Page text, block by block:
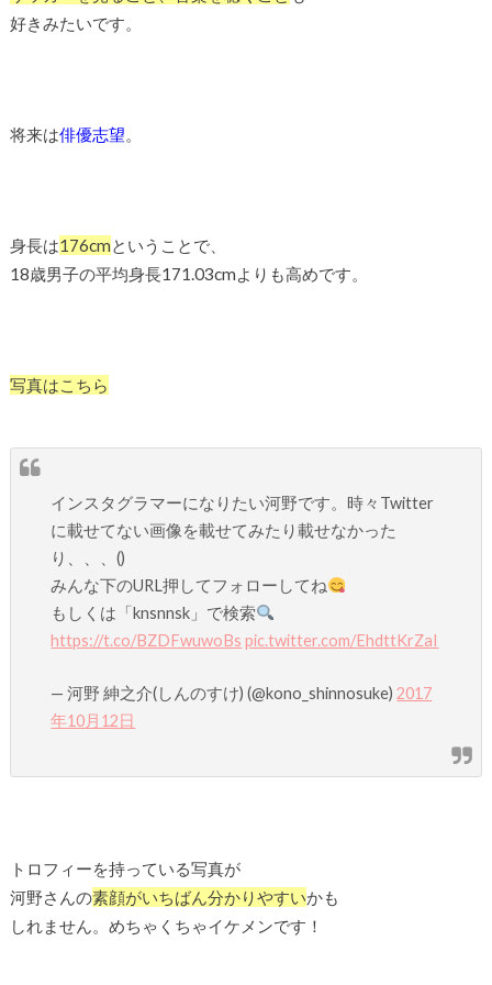
好きみたいです。
将来は俳優志望。
身長は176cmということで、
18歳男子の平均身長171.03cmよりも高めです。
写真はこちら
インスタグラマーになりたい河野です。時々Twitter
に載せてない画像を載せてみたり載せなかった
り、、、()
みんな下のURL押してフォローしてね
もしくは「knsnnsk」で検索
https://t.co/BZDFwuwoBs pic.twitter.com/EhdttKrZaI
— 河野 紳之介(しんのすけ) (@kono_shinnosuke)2017
年10月12日
トロフィーを持っている写真が
河野さんの素顔がいちばん分かりやすいかも
しれません。めちゃくちゃイケメンです！